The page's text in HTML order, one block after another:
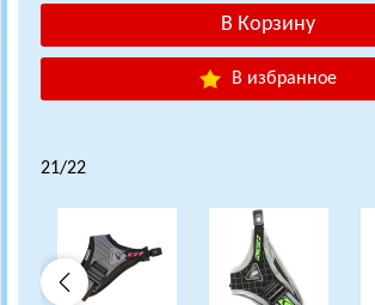
В избранное
21/22